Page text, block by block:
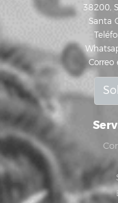
38200,
Santa
Correo